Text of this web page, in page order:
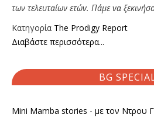
των τελευταίων ετών. Πάμε να
Κατηγορία The Prodigy Report
Διαβάστε περισσότερα...
BG
Mini Mamba stories - με τον Ντρου